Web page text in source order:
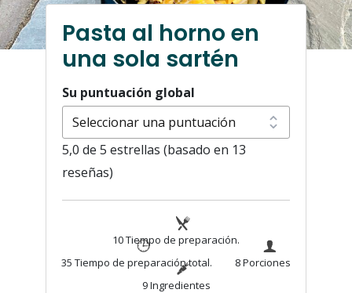
Pasta al horno en
una sola sartén
Su puntuación global
5,0 de 5 estrellas (basado en 13
reseñas)
10 Tiempo de preparación.
35 Tiempo de preparación total.
8 Porciones
9 Ingredientes